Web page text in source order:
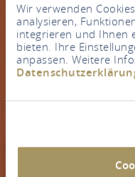
Wir verwenden
analysieren,
integrieren und Ihnen
bieten. Ihre
anpassen. Weitere